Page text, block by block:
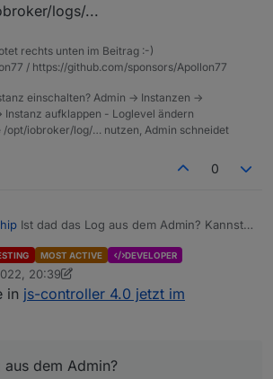
13 21:25:12.293 - info: vis.0
13 21:25:19.794 - info: vis.0
13 21:25:20.195 - info: vis.0
13 21:25:26.574 - info:
13 21:25:26.575 - info:
13 21:25:31.456 - info: javascript.0
13 21:25:31.460 - info:
13 21:26:39.217 - info: vis.0
logs/...
rechts unten im Beitrag :-)
/ https://github.com/sponsors/Apollon77
einschalten? Admin -> Instanzen ->
Instanz aufklappen - Loglevel ändern
/opt/iobroker/log/… nutzen, Admin schneidet
0
Ist dad das Log aus dem Admin? Kannst
unter /opt/iobroker/logs/...
MOST ACTIVE DEVELOPER
20:39
in js-controller 4.0 jetzt im
dem Admin?